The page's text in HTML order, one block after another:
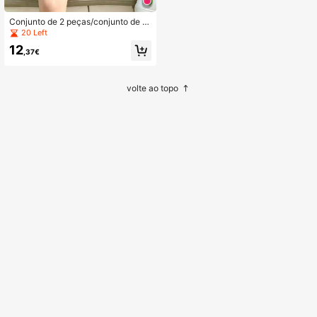
Conjunto de 2 peças/conjunto de c
amisa com estampa de folhas de ve
sual estilo escolar para atividades a
20 Left
12 ,37€
volte ao topo